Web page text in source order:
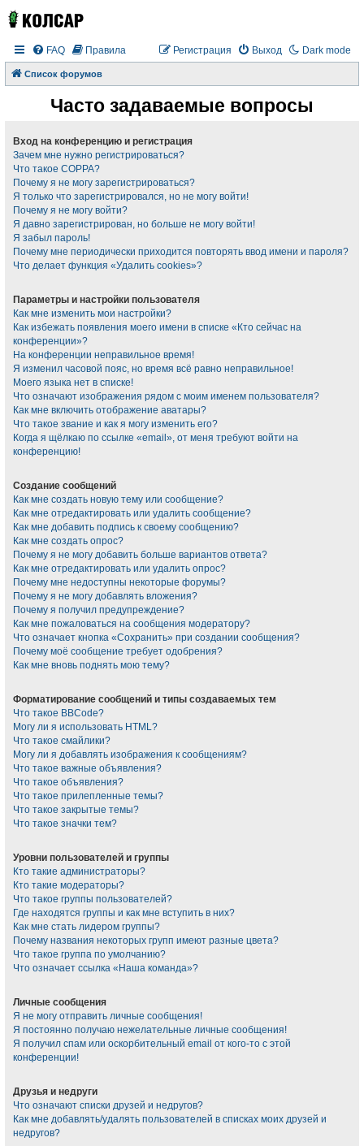
Dark mode
FAQ Правила Выход
Регистрация
Список форумов
Часто задаваемые вопросы
Вход на конференцию и регистрация
Зачем мне нужно регистрироваться?
Что такое COPPA?
Почему я не могу зарегистрироваться?
Я только что зарегистрировался, но не могу войти!
Почему я не могу войти?
Я давно зарегистрирован, но больше не могу войти!
Я забыл пароль!
Почему мне периодически приходится повторять ввод имени и пароля?
Что делает функция «Удалить cookies»?
Параметры и настройки пользователя
Как мне изменить мои настройки?
Как избежать появления моего имени в списке «Кто сейчас на
конференции»?
На конференции неправильное время!
Я изменил часовой пояс, но время всё равно неправильное!
Моего языка нет в списке!
Что означают изображения рядом с моим именем пользователя?
Как мне включить отображение аватары?
Что такое звание и как я могу изменить его?
Когда я щёлкаю по ссылке «email», от меня требуют войти на
конференцию!
Создание сообщений
Как мне создать новую тему или сообщение?
Как мне отредактировать или удалить сообщение?
Как мне добавить подпись к своему сообщению?
Как мне создать опрос?
Почему я не могу добавить больше вариантов ответа?
Как мне отредактировать или удалить опрос?
Почему мне недоступны некоторые форумы?
Почему я не могу добавлять вложения?
Почему я получил предупреждение?
Как мне пожаловаться на сообщения модератору?
Что означает кнопка «Сохранить» при создании сообщения?
Почему моё сообщение требует одобрения?
Как мне вновь поднять мою тему?
Форматирование сообщений и типы создаваемых тем
Что такое BBCode?
Могу ли я использовать HTML?
Что такое смайлики?
Могу ли я добавлять изображения к сообщениям?
Что такое важные объявления?
Что такое объявления?
Что такое прилепленные темы?
Что такое закрытые темы?
Что такое значки тем?
Уровни пользователей и группы
Кто такие администраторы?
Кто такие модераторы?
Что такое группы пользователей?
Где находятся группы и как мне вступить в них?
Как мне стать лидером группы?
Почему названия некоторых групп имеют разные цвета?
Что такое группа по умолчанию?
Что означает ссылка «Наша команда»?
Личные сообщения
Я не могу отправить личные сообщения!
Я постоянно получаю нежелательные личные сообщения!
Я получил спам или оскорбительный email от кого-то с этой
конференции!
Друзья и недруги
Что означают списки друзей и недругов?
Как мне добавлять/удалять пользователей в списках моих друзей и
недругов?